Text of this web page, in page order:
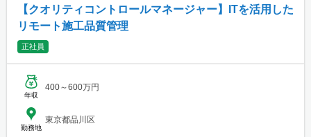
【クオリティコントロールマネージャー】ITを活用した
リモート施工品質管理
正社員
年収
400～600万円
勤務地
東京都品川区